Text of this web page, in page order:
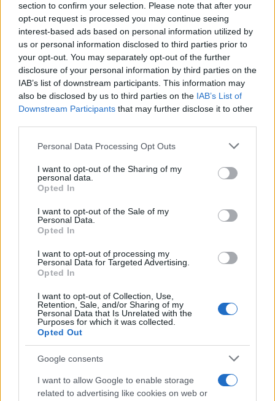
section to confirm your selection. Please note that after your
opt-out request is processed you may continue seeing
interest-based ads based on personal information utilized by
us or personal information disclosed to third parties prior to
your opt-out. You may separately opt-out of the further
disclosure of your personal information by third parties on the
IAB’s list of downstream participants. This information may
also be disclosed by us to third parties on the IAB’s List of
Downstream Participants that may further disclose it to other
Please note that this website/app uses one or more Google
not limited to your visit or usage behaviour. You may click to
grant or deny consent to Google and its third-party tags to
use your data for below specified purposes in below Google
consent section.
Personal Data Processing Opt Outs
I want to opt-out of the Sharing of my
personal data.
Opted In
I want to opt-out of the Sale of my
Personal Data.
Opted In
I want to opt-out of processing my
Personal Data for Targeted Advertising.
Opted In
I want to opt-out of Collection, Use,
Retention, Sale, and/or Sharing of my
Personal Data that Is Unrelated with the
Purposes for which it was collected.
Opted Out
Google consents
I want to allow Google to enable storage
related to advertising like cookies on web or
4.Espesante en recetas: Utiliza la pulpa como un
espesante en sopas o salsas, añadiendo un toque
saludable a tus platos. ¿Quién dijo que el reciclaje
no puede ser delicioso?
Hacer leche de almendras casera es una forma
maravillosa de cuidar tu salud y el medio ambiente
probarlo? ¡Atrévete a experimentar en la cocina y
staff